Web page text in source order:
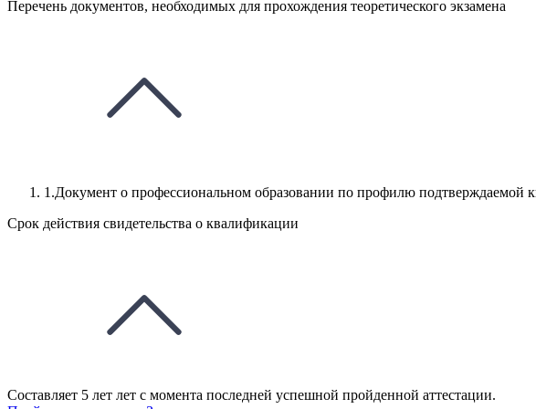
Перечень документов, необходимых для прохождения теоретического экзамена
1.Документ о профессиональном образовании по профилю подтверждаемой
Срок действия свидетельства о квалификации
Составляет 5 лет лет с момента последней успешной пройденной аттестации.